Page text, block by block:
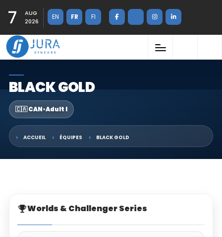
7
AUG
2026
EN FR FI
BLACK GOLD
🇨🇦 CAN•Adult I
ACCUEIL ÉQUIPES BLACK GOLD
Worlds & Challenger Series